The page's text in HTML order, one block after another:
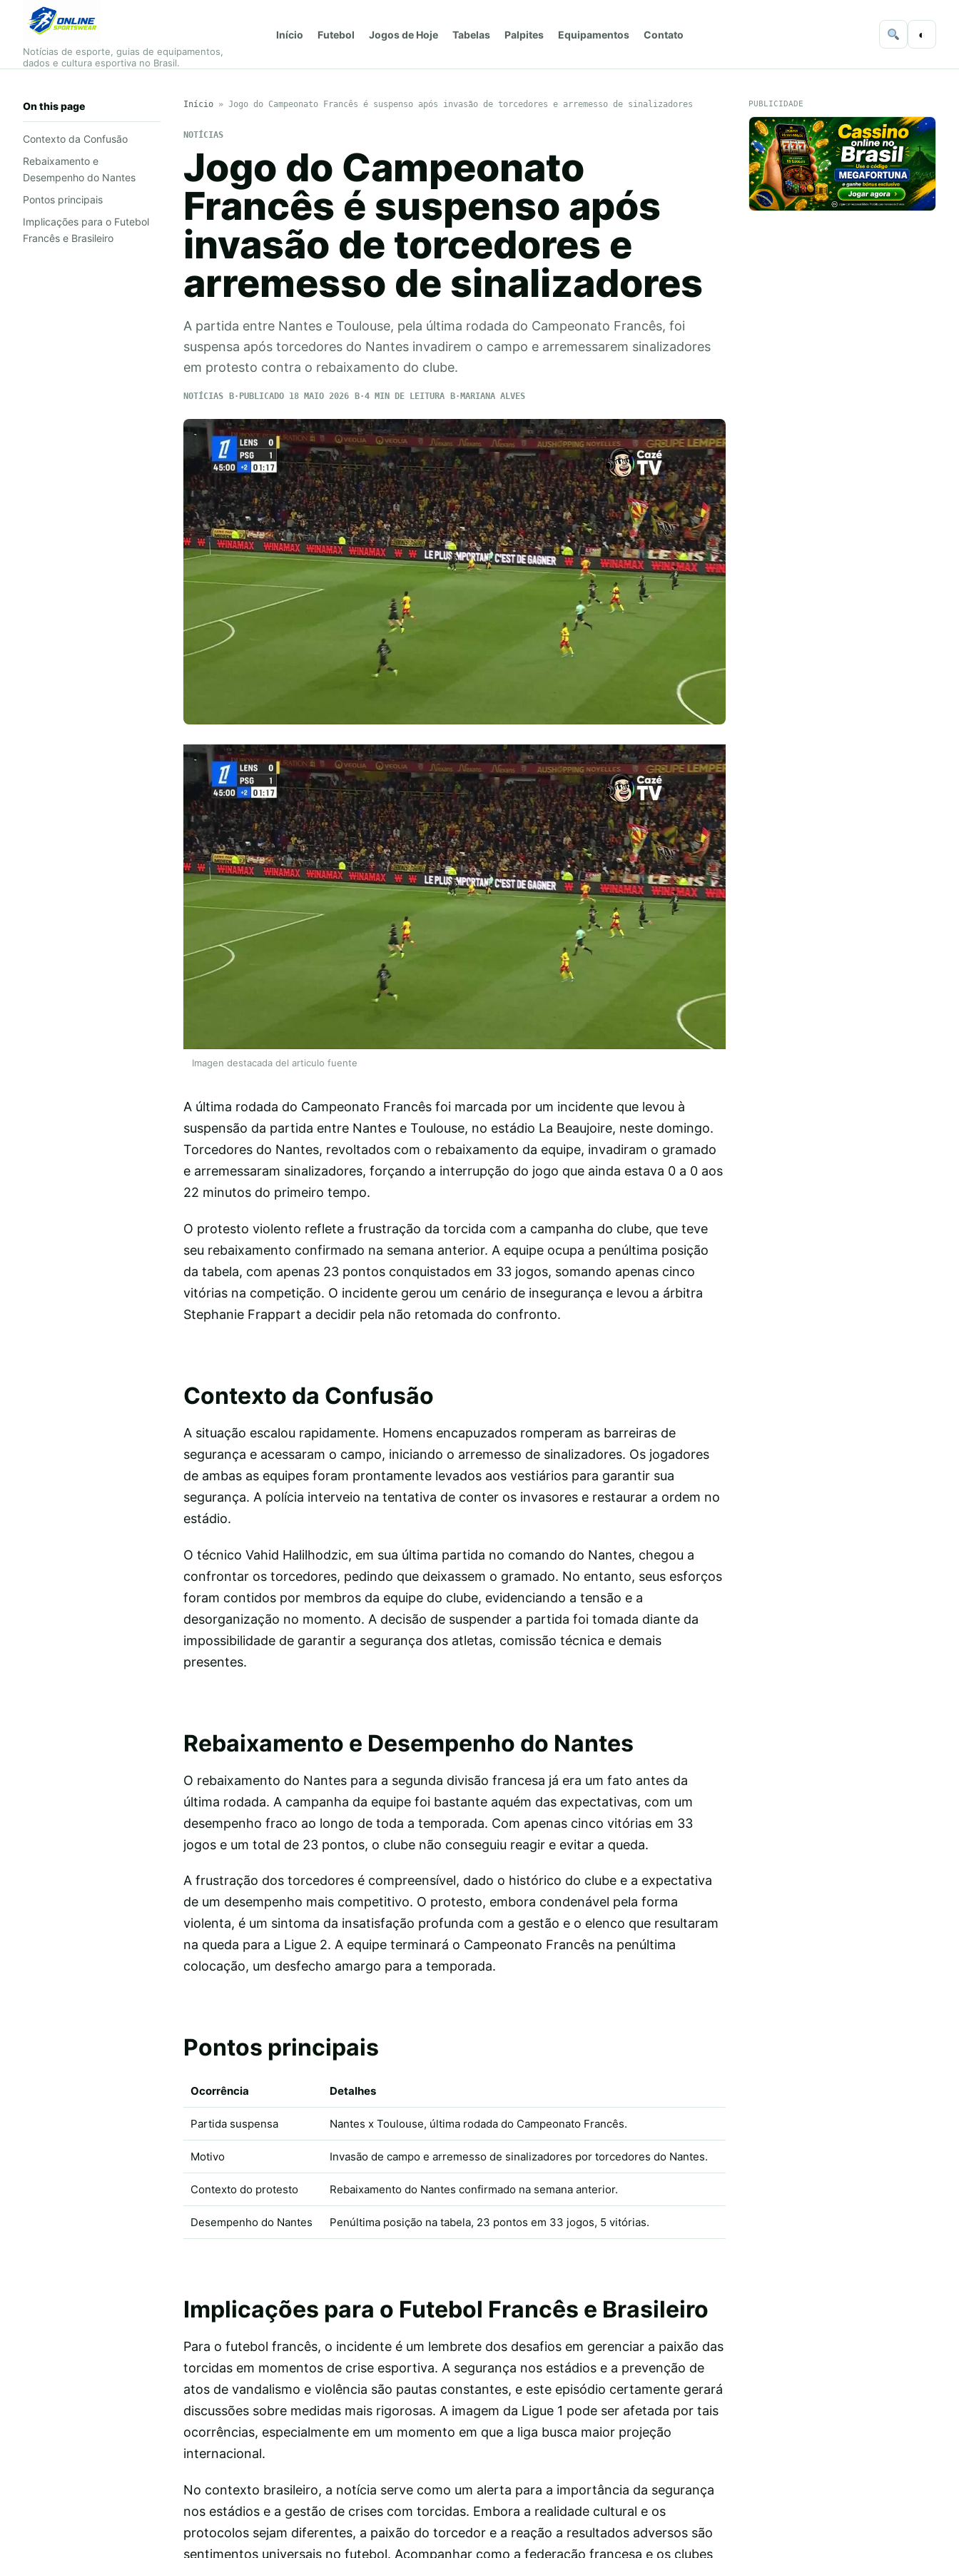
Notícias de esporte, guias de equipamentos,
dados e cultura esportiva no Brasil.
Início Futebol Jogos de Hoje Tabelas Palpites Equipamentos Contato ◐
On this page
Contexto da Confusão
Rebaixamento e
Desempenho do Nantes
Pontos principais
Implicações para o Futebol
Francês e Brasileiro
Início» Jogo do Campeonato Francês é suspenso após invasão de torcedores e arremesso de sinalizadores
NOTÍCIAS
Jogo do Campeonato
Francês é suspenso após
invasão de torcedores e
arremesso de sinalizadores
A partida entre Nantes e Toulouse, pela última rodada do Campeonato Francês, foi
suspensa após torcedores do Nantes invadirem o campo e arremessarem sinalizadores
em protesto contra o rebaixamento do clube.
NOTÍCIAS PUBLICADO 18 MAIO 2026 4 MIN DE LEITURA MARIANA ALVES
Imagen destacada del articulo fuente
A última rodada do Campeonato Francês foi marcada por um incidente que levou à
suspensão da partida entre Nantes e Toulouse, no estádio La Beaujoire, neste domingo.
Torcedores do Nantes, revoltados com o rebaixamento da equipe, invadiram o gramado
e arremessaram sinalizadores, forçando a interrupção do jogo que ainda estava 0 a 0 aos
22 minutos do primeiro tempo.
O protesto violento reflete a frustração da torcida com a campanha do clube, que teve
seu rebaixamento confirmado na semana anterior. A equipe ocupa a penúltima posição
da tabela, com apenas 23 pontos conquistados em 33 jogos, somando apenas cinco
vitórias na competição. O incidente gerou um cenário de insegurança e levou a árbitra
Stephanie Frappart a decidir pela não retomada do confronto.
Contexto da Confusão
A situação escalou rapidamente. Homens encapuzados romperam as barreiras de
segurança e acessaram o campo, iniciando o arremesso de sinalizadores. Os jogadores
de ambas as equipes foram prontamente levados aos vestiários para garantir sua
segurança. A polícia interveio na tentativa de conter os invasores e restaurar a ordem no
estádio.
O técnico Vahid Halilhodzic, em sua última partida no comando do Nantes, chegou a
confrontar os torcedores, pedindo que deixassem o gramado. No entanto, seus esforços
foram contidos por membros da equipe do clube, evidenciando a tensão e a
desorganização no momento. A decisão de suspender a partida foi tomada diante da
impossibilidade de garantir a segurança dos atletas, comissão técnica e demais
presentes.
Rebaixamento e Desempenho do Nantes
O rebaixamento do Nantes para a segunda divisão francesa já era um fato antes da
última rodada. A campanha da equipe foi bastante aquém das expectativas, com um
desempenho fraco ao longo de toda a temporada. Com apenas cinco vitórias em 33
jogos e um total de 23 pontos, o clube não conseguiu reagir e evitar a queda.
A frustração dos torcedores é compreensível, dado o histórico do clube e a expectativa
de um desempenho mais competitivo. O protesto, embora condenável pela forma
violenta, é um sintoma da insatisfação profunda com a gestão e o elenco que resultaram
na queda para a Ligue 2. A equipe terminará o Campeonato Francês na penúltima
colocação, um desfecho amargo para a temporada.
Pontos principais
Ocorrência Detalhes
Partida suspensa Nantes x Toulouse, última rodada do Campeonato Francês.
Motivo Invasão de campo e arremesso de sinalizadores por torcedores do Nantes.
Contexto do protesto Rebaixamento do Nantes confirmado na semana anterior.
Desempenho do Nantes Penúltima posição na tabela, 23 pontos em 33 jogos, 5 vitórias.
Implicações para o Futebol Francês e Brasileiro
Para o futebol francês, o incidente é um lembrete dos desafios em gerenciar a paixão das
torcidas em momentos de crise esportiva. A segurança nos estádios e a prevenção de
atos de vandalismo e violência são pautas constantes, e este episódio certamente gerará
discussões sobre medidas mais rigorosas. A imagem da Ligue 1 pode ser afetada por tais
ocorrências, especialmente em um momento em que a liga busca maior projeção
internacional.
No contexto brasileiro, a notícia serve como um alerta para a importância da segurança
nos estádios e a gestão de crises com torcidas. Embora a realidade cultural e os
protocolos sejam diferentes, a paixão do torcedor e a reação a resultados adversos são
sentimentos universais no futebol. Acompanhar como a federação francesa e os clubes
PUBLICIDADE